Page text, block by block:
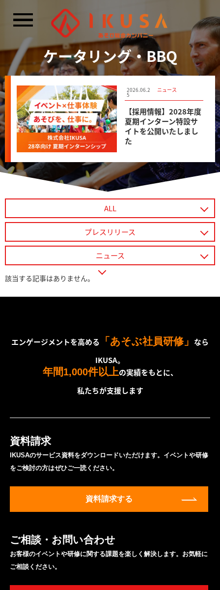
ケータリング・BBQ
2026.07.2
5
メディア掲載
TBS NEWS DIGのニュ
ース記事にて、CBCテ
レビ主催のイベント
「あそび防災フェス」
た
2026.06.2
5
ニュース
【採用情報】2028年度
夏期インターン特設サ
イトを公開いたしまし
た
2026.06.2
5
メディア掲載
北海道テレビ「イチオ
シ！！」にて、「あそ
び防災プロジェクト」
の記事が紹介されまし
ALL
プレスリリース
ニュース
該当する記事はありません。
エンゲージメントを高める 「あそぶ社員研修」 なら
IKUSA。
年間1,000件以上の実績をもとに、
私たちが支援します
資料請求
IKUSAのサービス資料をダウンロードいただけます。イベントや研修
をご検討の方はぜひご一読ください。
資料請求する
ご相談・お問い合わせ
お客様のイベントや研修に関する課題を楽しく解決します。お気軽に
ご相談ください。